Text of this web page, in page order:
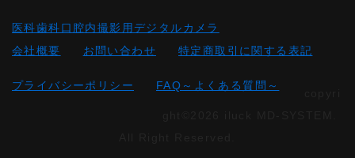
医科歯科口腔内撮影用デジタルカメラ
会社概要
お問い合わせ 特定商取引に関する表記
プライバシーポリシー FAQ～よくある質問～